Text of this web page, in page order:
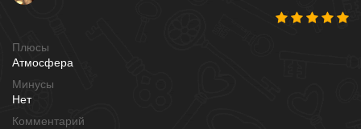
Плюсы
Атмосфера
Минусы
Нет
Комментарий